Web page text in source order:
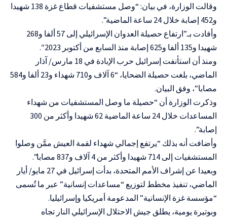
وقالت الوزارة، في بيان: “وصل مستشفيات قطاع غزة 138 شهيدا
و452 إصابة خلال 24 ساعة الماضية”.
وأفادت بـ”ارتفاع حصيلة العدوان الإسرائيلي إلى 57 ألفا و268
شهيدا و135 ألفا و625 إصابة منذ السابع من أكتوبر 2023″.
ومنذ أن استأنفت إسرائيل حرب الإبادة في 18 مارس/ آذار
الماضي، بلغت حصيلة الضحايا، “6 آلاف و710 شهداء و23 ألفا و584
مصابا”، وفق البيان.
وذكرت الوزارة أن “حصيلة ما وصل المستشفيات من شهداء
المساعدات خلال 24 ساعة الماضية 62 شهيدا وأكثر من 300
إصابة”.
وأضافت أنه بذلك “يرتفع إجمالي شهداء لقمة العيش ممَّن وصلوا
المستشفيات إلى 714 شهيدا وأكثر من 4 آلاف و837 مصابا”.
وبعيدا عن إشراف الأمم المتحدة، بدأت إسرائيل في 27 مايو/ أيار
الماضي، تنفيذ مخطط لتوزيع “مساعدات إنسانية” عبر ما تُسمى
“مؤسسة غزة الإنسانية” المدعومة أمريكيا وإسرائيليا.
وبوتيرة يومية، يطلق جيش الاحتلال الإسرائيلي النار تجاه